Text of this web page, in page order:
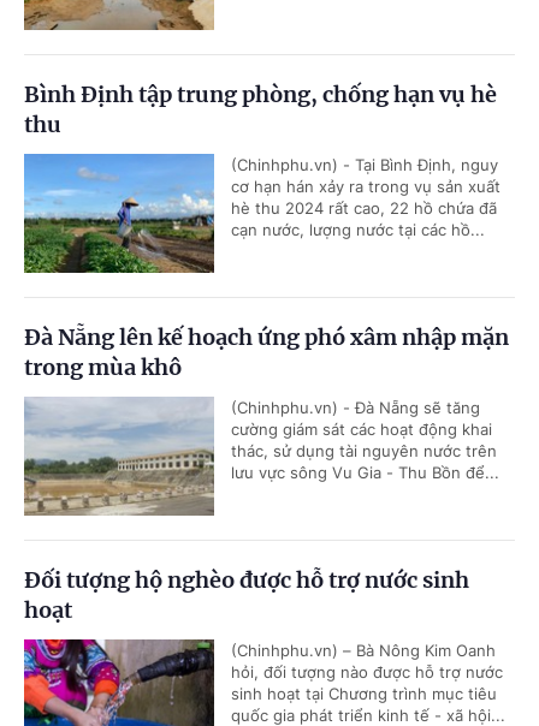
Bình Định tập trung phòng, chống hạn vụ hè
thu
(Chinhphu.vn) - Tại Bình Định, nguy
cơ hạn hán xảy ra trong vụ sản xuất
hè thu 2024 rất cao, 22 hồ chứa đã
cạn nước, lượng nước tại các hồ...
Đà Nẵng lên kế hoạch ứng phó xâm nhập mặn
trong mùa khô
(Chinhphu.vn) - Đà Nẵng sẽ tăng
cường giám sát các hoạt động khai
thác, sử dụng tài nguyên nước trên
lưu vực sông Vu Gia - Thu Bồn để...
Đối tượng hộ nghèo được hỗ trợ nước sinh
hoạt
(Chinhphu.vn) – Bà Nông Kim Oanh
hỏi, đối tượng nào được hỗ trợ nước
sinh hoạt tại Chương trình mục tiêu
quốc gia phát triển kinh tế - xã hội...